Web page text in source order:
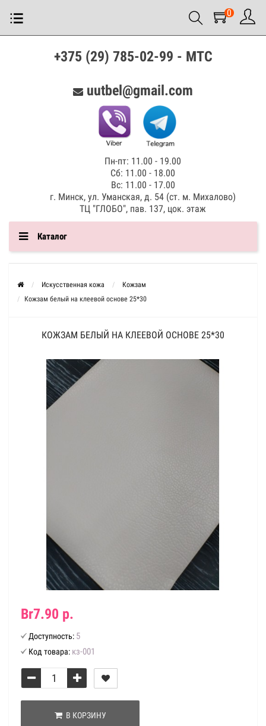
0
+375 (29) 785-02-99 - МТС
uutbel@gmail.com
Пн-пт: 11.00 - 19.00
Сб: 11.00 - 18.00
Вс: 11.00 - 17.00
г. Минск, ул. Уманская, д. 54 (ст. м. Михалово)
ТЦ "ГЛОБО", пав. 137, цок. этаж
Каталог
Искусственная кожа
Кожзам
Кожзам белый на клеевой основе 25*30
КОЖЗАМ БЕЛЫЙ НА КЛЕЕВОЙ ОСНОВЕ 25*30
Br7.90 р.
Доступность: 5
Код товара: кз-001
В КОРЗИНУ